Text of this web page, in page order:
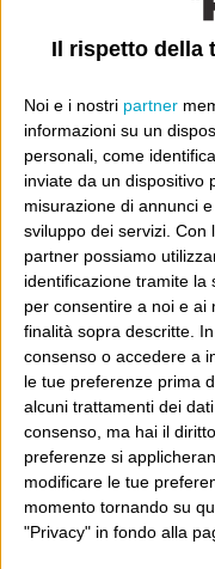
Il rispetto della
Noi e i nostri partner
informazioni su un
personali, come
inviate da un dispositivo
misurazione di annunci
sviluppo dei servizi. Con
partner possiamo
identificazione tramite la
per consentire a noi e ai
finalità sopra descritte.
consenso o accedere a
le tue preferenze prima
alcuni trattamenti dei
consenso, ma hai il
preferenze si
modificare le tue
momento tornando su
"Privacy" in fondo alla
Leggi il Post,
Luca Sofri
POST PRECEDENTE
Altro giro, altra corsa
E per i regali di Natale